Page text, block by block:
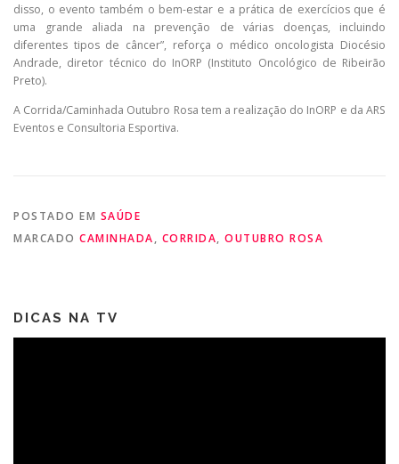
disso, o evento também o bem-estar e a prática de exercícios que é
uma grande aliada na prevenção de várias doenças, incluindo
diferentes tipos de câncer”, reforça o médico oncologista Diocésio
Andrade, diretor técnico do InORP (Instituto Oncológico de Ribeirão
Preto).
A Corrida/Caminhada Outubro Rosa tem a realização do InORP e da ARS
Eventos e Consultoria Esportiva.
POSTADO EM SAÚDE
MARCADO CAMINHADA, CORRIDA, OUTUBRO ROSA
DICAS NA TV